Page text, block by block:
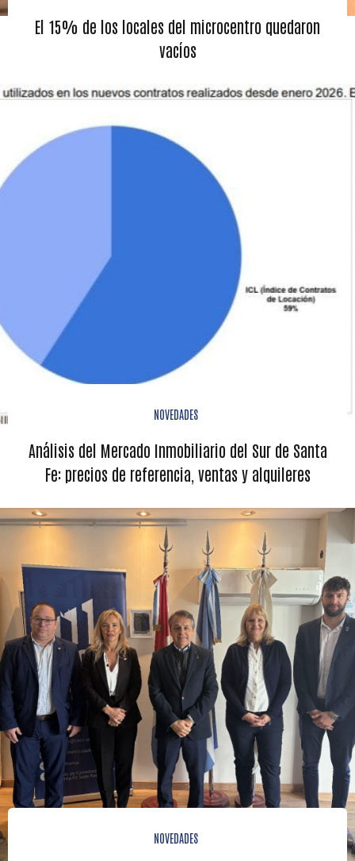
El 15% de los locales del microcentro quedaron
vacíos
NOVEDADES
Análisis del Mercado Inmobiliario del Sur de Santa
Fe: precios de referencia, ventas y alquileres
NOVEDADES